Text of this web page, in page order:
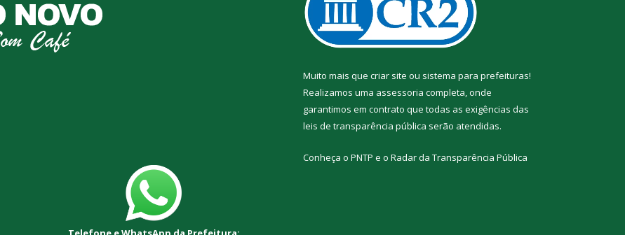
Muito mais que criar site ou sistema para prefeituras!
Realizamos uma assessoria completa, onde
garantimos em contrato que todas as exigências das
leis de transparência pública serão atendidas.
Conheça o PNTP e o Radar da Transparência Pública